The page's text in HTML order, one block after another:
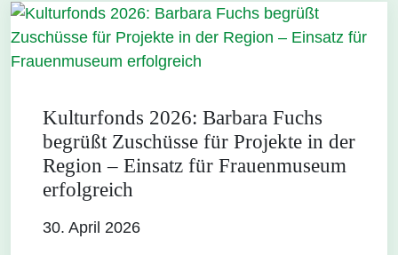
Kulturfonds 2026: Barbara Fuchs
begrüßt Zuschüsse für Projekte in der
Region – Einsatz für Frauenmuseum
erfolgreich
30. April 2026